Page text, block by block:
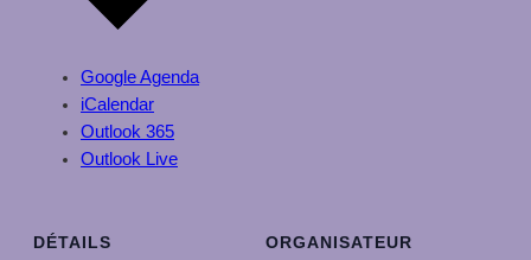
Google Agenda
iCalendar
Outlook 365
Outlook Live
DÉTAILS ORGANISATEUR